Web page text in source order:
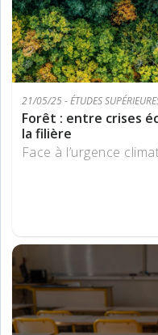
21/05/25 - ÉTUDES
Forêt : entre crises
la filière
Face à l’urgence